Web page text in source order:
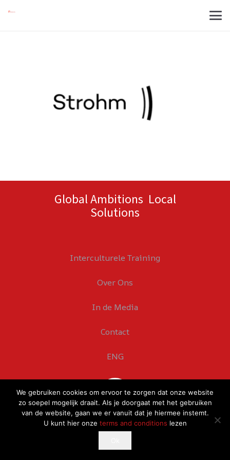
Global Ambitions Local
Solutions
Interculturele Training
Over Ons
In de Media
Contact
ENG
If you continue to use this site, you agree with it.
We gebruiken cookies om ervoor te zorgen dat onze website
zo soepel mogelijk draait. Als je doorgaat met het gebruiken
van de website, gaan we er vanuit dat je hiermee instemt.
U kunt hier onze terms and conditions lezen